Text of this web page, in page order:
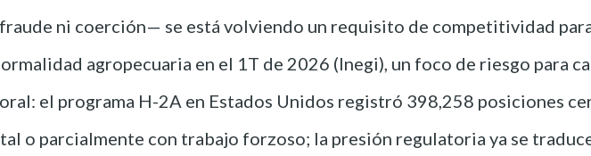
ni coerción— se está volviendo un requisito de competitividad
agropecuaria en el 1T de 2026 (Inegi), un foco de riesgo para
el programa H-2A en Estados Unidos registró 398,258 posiciones
o parcialmente con trabajo forzoso; la presión regulatoria ya se